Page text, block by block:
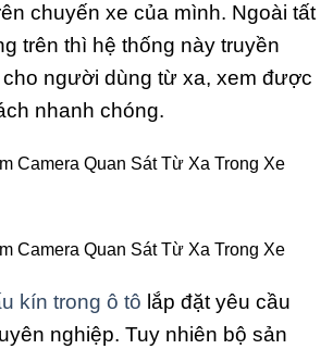
chuyến xe của mình. Ngoài tất
trên thì hệ thống này truyền
người dùng từ xa, xem được
nhanh chóng.
kín trong ô tô lắp đặt yêu cầu
nghiệp. Tuy nhiên bộ sản